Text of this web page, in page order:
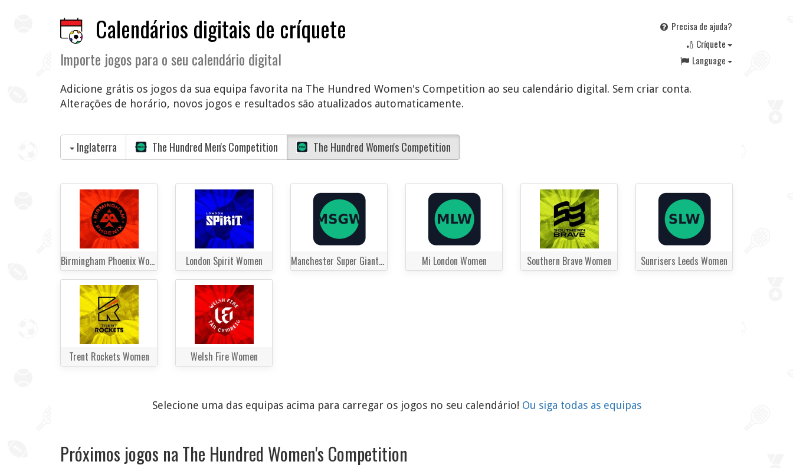
Calendários digitais de críquete
Importe jogos para o seu calendário digital
Precisa de ajuda?
🏏 Críquete
Language
Adicione grátis os jogos da sua equipa favorita na The Hundred Women's Competition ao seu calendário digital. Sem criar conta.
Alterações de horário, novos jogos e resultados são atualizados automaticamente.
Inglaterra The Hundred Men's Competition The Hundred Women's Competition
Birmingham Phoenix Women London Spirit Women Manchester Super Giants Women Mi London Women Southern Brave Women Sunrisers Leeds Women
Trent Rockets Women Welsh Fire Women
Selecione uma das equipas acima para carregar os jogos no seu calendário! Ou siga todas as equipas
Próximos jogos na The Hundred Women's Competition